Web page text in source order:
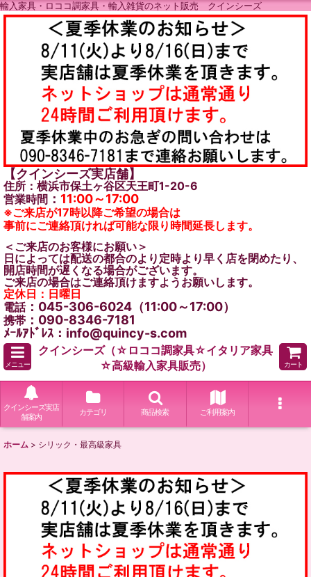
輸入家具・ロココ調家具・輸入雑貨のネット販売 クインシーズ
【クインシーズ実店舗】
住所：横浜市保土ヶ谷区天王町1-20-6
営業時間 ： 11:00～17:00
※ご来店が17時以降ご希望の場合は
事前にご連絡頂ければ可能な限り時間延長します。
＜ご来店のお客様にお願い＞
日によっては配送の都合のより定時より早く店を閉めたり、
開店時間が遅くなる場合がございます。
ご来店の場合はご連絡頂けますようお願いします。
定休日：日曜日
電話：045-306-6024（11:00～17:00）
携帯 ：090-8346-7181
ﾒｰﾙｱﾄﾞﾚｽ：info@quincy-s.com
メニュー
クインシーズ（☆ロココ調家具☆イタリア家具
☆高級輸入家具販売）
カート
クインシーズ実店
舗案内
カテゴリ 商品検索 ご利用案内
ホーム > シリック・最高級家具